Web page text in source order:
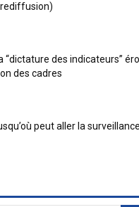
“dictature des indicateurs”
des cadres
peut aller la